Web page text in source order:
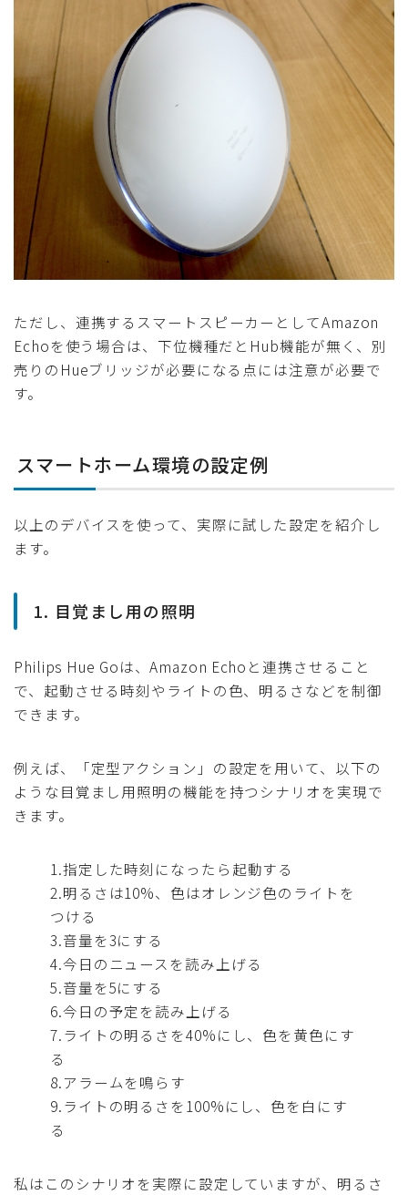
ただし、連携するスマートスピーカーとしてAmazon
Echoを使う場合は、下位機種だとHub機能が無く、別
売りのHueブリッジが必要になる点には注意が必要で
す。
スマートホーム環境の設定例
以上のデバイスを使って、実際に試した設定を紹介し
ます。
1. 目覚まし用の照明
Philips Hue Goは、Amazon Echoと連携させること
で、起動させる時刻やライトの色、明るさなどを制御
できます。
例えば、「定型アクション」の設定を用いて、以下の
ような目覚まし用照明の機能を持つシナリオを実現で
きます。
1.指定した時刻になったら起動する
2.明るさは10%、色はオレンジ色のライトを
つける
3.音量を3にする
4.今日のニュースを読み上げる
5.音量を5にする
6.今日の予定を読み上げる
7.ライトの明るさを40%にし、色を黄色にす
る
8.アラームを鳴らす
9.ライトの明るさを100%にし、色を白にす
る
私はこのシナリオを実際に設定していますが、明るさ